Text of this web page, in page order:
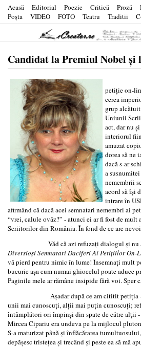
Acasă Editorial Poezie Critică Proză
Poşta
VIDEO FOTO Teatru Traditii
Candidat la Premiul Nobel şi
petiţie on-
cerea
grup
Uniunii
act, dar nu şi
interiorul
amuzat
dorea să ne
dacă s-ar
a
nemembrii
acord să îşi
intrare în
afirmând că dacă acei semnatari nemembri ai
“vrei, calule ovăz?” - atunci ei ar fi fost de mult
Scriitorilor din România. În fond de ce are
Văd că azi refuzaţi dialogul şi nu
Diversioşi Semnatari Daciferi Ai Petiţiilor On-
vă pierd pentru nimic în lume! Însemnaţi mult
bucurie aşa cum numai ghiocelul poate aduce
Paginile mele ar rămâne insipide fără voi. Sper
Aşadar după ce am cititit petiţia -
unii mai cunoscuţi, alţii mai puţin cunoscuţi;
întâmplători ori împinşi din spate de către alţii -
Mircea Cipariu era undeva pe la mijlocul
S-a maturizat până şi înflăcărarea
depăşesc tristeţea şi trecând şi peste ea să mă